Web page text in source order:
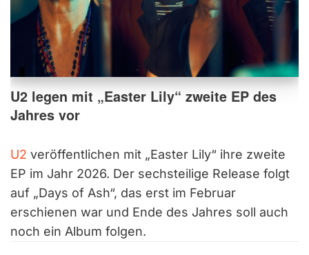
U2 legen mit „Easter Lily“ zweite EP des
Jahres vor
U2 veröffentlichen mit „Easter Lily“ ihre zweite
EP im Jahr 2026. Der sechsteilige Release folgt
auf „Days of Ash“, das erst im Februar
erschienen war und Ende des Jahres soll auch
noch ein Album folgen.